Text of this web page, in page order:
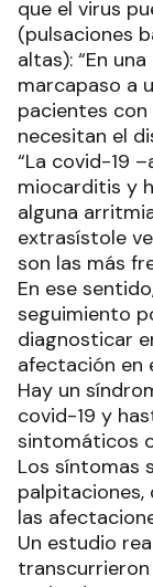
que el virus
(pulsaciones
altas): “En
marcapaso a
pacientes con
necesitan el
“La covid-19
miocarditis y
alguna
extrasístole
son las más
En ese
seguimiento
diagnosticar
afectación en
Hay un
covid-19 y
sintomáticos
Los síntomas
palpitaciones,
las
Un estudio